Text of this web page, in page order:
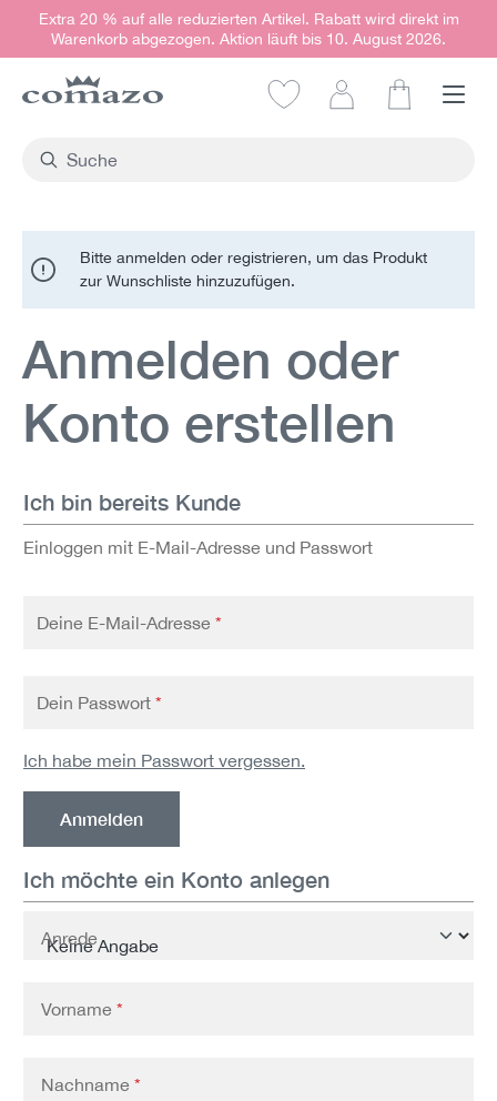
springen
Extra 20 % auf alle reduzierten Artikel. Rabatt wird direkt im
Warenkorb abgezogen. Aktion läuft bis 10. August 2026.
Bitte anmelden oder registrieren, um das Produkt
zur Wunschliste hinzuzufügen.
Anmelden oder
Konto erstellen
Ich bin bereits Kunde
Einloggen mit E-Mail-Adresse und Passwort
Deine E-Mail-Adresse *
Dein Passwort *
Ich habe mein Passwort vergessen.
Anmelden
Ich möchte ein Konto anlegen
Persönliche Informationen
Anrede
Vorname *
Nachname *